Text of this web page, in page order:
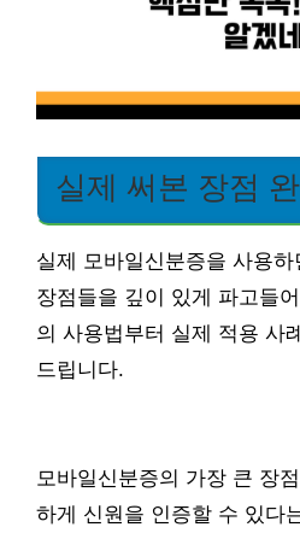
실제 써본 장점
실제 모바일신분증을 사용
장점들을 깊이 있게 파고들
의 사용법부터 실제 적용 사
드립니다.
모바일신분증의 가장 큰 장
하게 신원을 인증할 수 있다